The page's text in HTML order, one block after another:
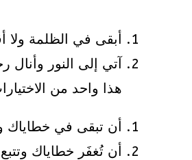
أبقى في الظلمة ولا
آتي إلى النور وأنال
هذا واحد من
أن تبقى في خطاياك
أن تُغفَر خطاياك